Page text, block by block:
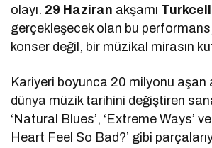
olayı. 29 Haziran akşamı
gerçekleşecek olan bu
konser değil, bir müzikal mirasın
Kariyeri boyunca 20 milyonu aşan
dünya müzik tarihini değiştiren
‘Natural Blues’, ‘Extreme Ways’
Heart Feel So Bad?’ gibi